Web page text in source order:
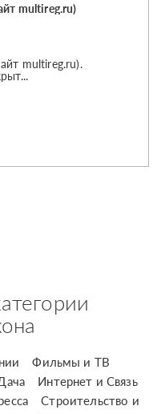
multireg.ru)
multireg.ru).
Фильмы и ТВ
Интернет и Связь
Строительство и